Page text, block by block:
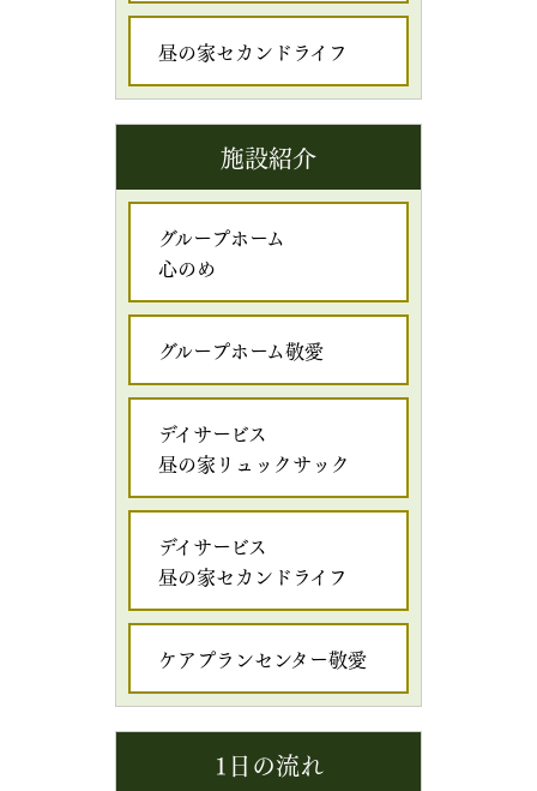
昼の家セカンドライフ
施設紹介
グループホーム
心のめ
グループホーム敬愛
デイサービス
昼の家リュックサック
デイサービス
昼の家セカンドライフ
ケアプランセンター敬愛
1日の流れ